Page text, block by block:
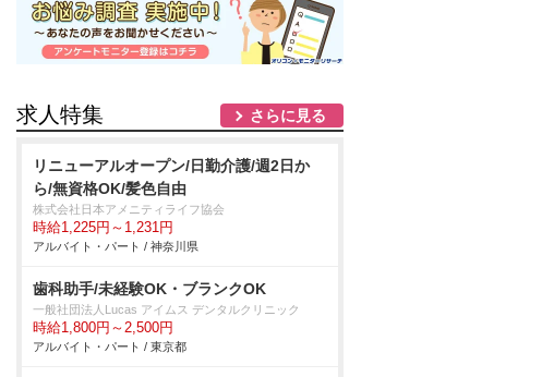
求人特集 さらに見る
リニューアルオープン/日勤介護/週2日か
ら/無資格OK/髪色自由
株式会社日本アメニティライフ協会
時給1,225円～1,231円
アルバイト・パート / 神奈川県
歯科助手/未経験OK・ブランクOK
一般社団法人Lucas アイムス デンタルクリニック
時給1,800円～2,500円
アルバイト・パート / 東京都